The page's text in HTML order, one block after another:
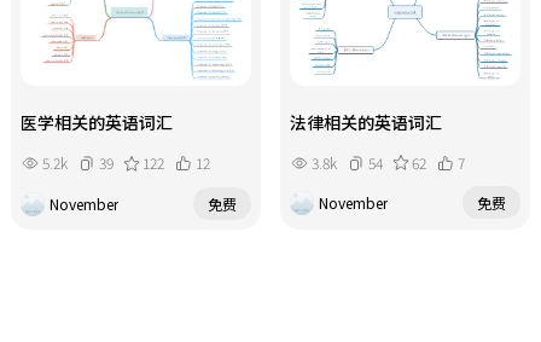
医学相关的英语词汇
5.2k 39 122
12
November
免费
法律相关的英语词汇
3.8k 54 62
7
November
免费